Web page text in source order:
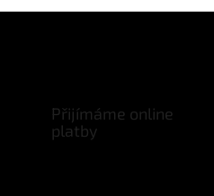
Přijímáme online
platby